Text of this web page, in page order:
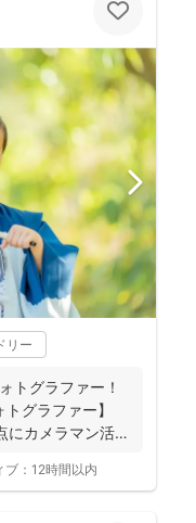
リー
トグラファー！
グラファー】
にカメラマン活
： 12時間以内